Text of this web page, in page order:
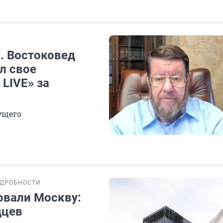
Востоковед
свое
за
Москву: